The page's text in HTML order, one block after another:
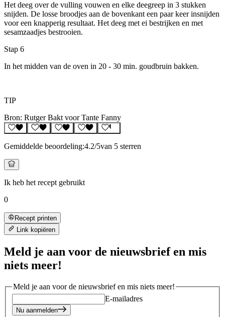
Het deeg over de vulling vouwen en elke deegreep in 3 stukken
snijden. De losse broodjes aan de bovenkant een paar keer insnijden
voor een knapperig resultaat. Het deeg met ei bestrijken en met
sesamzaadjes bestrooien.
Stap 6
In het midden van de oven in 20 - 30 min. goudbruin bakken.
TIP
Bron: Rutger Bakt voor Tante Fanny
Gemiddelde beoordeling:4.2/5van 5 sterren
Ik heb het recept gebruikt
0
Recept printen
Link kopiëren
Meld je aan voor de nieuwsbrief en mis
niets meer!
Meld je aan voor de nieuwsbrief en mis niets meer!
E-mailadres
Nu aanmelden